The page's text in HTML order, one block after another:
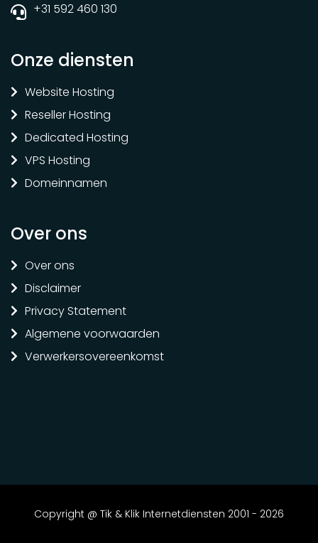
+31 592 460 130
Onze diensten
Website Hosting
Reseller Hosting
Dedicated Hosting
VPS Hosting
Domeinnamen
Over ons
Over ons
Disclaimer
Privacy Statement
Algemene voorwaarden
Verwerkersovereenkomst
Copyright @ Tik & Klik Internetdiensten 2001 - 2026